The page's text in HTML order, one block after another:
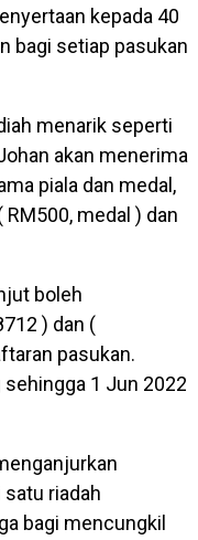
kepada 40
bagi setiap pasukan
menarik seperti
akan menerima
piala dan medal,
RM500, medal ) dan
boleh
) dan (
pasukan.
1 Jun 2022
riadah
bagi mencungkil